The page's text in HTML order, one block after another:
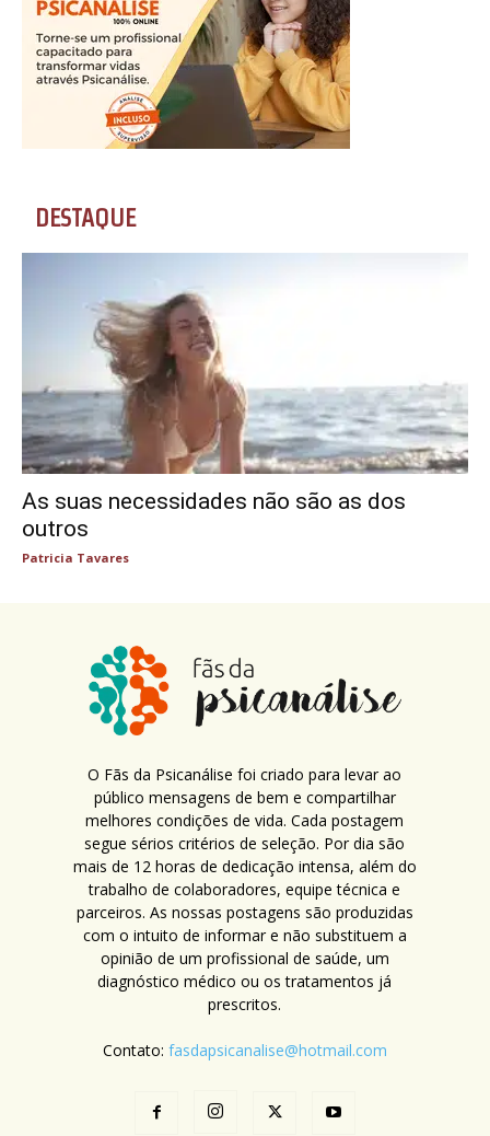
DESTAQUE
As suas necessidades não são as dos
outros
Patricia Tavares
O Fãs da Psicanálise foi criado para levar ao
público mensagens de bem e compartilhar
melhores condições de vida. Cada postagem
segue sérios critérios de seleção. Por dia são
mais de 12 horas de dedicação intensa, além do
trabalho de colaboradores, equipe técnica e
parceiros. As nossas postagens são produzidas
com o intuito de informar e não substituem a
opinião de um profissional de saúde, um
diagnóstico médico ou os tratamentos já
prescritos.
Contato: fasdapsicanalise@hotmail.com